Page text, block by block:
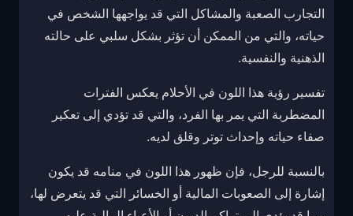
التجارب الصعبة والمشاكل التي قد يواجهها الشخص في
حياته، والتي من الممكن أن تؤثر بشكل سلبي على حالته
الذهنية والنفسية.
تفسير رؤية هذا اللون في الأحلام يعكس الفترات
المضطربة التي يمر بها الفرد، والتي قد تؤدي إلى تعكير
صفاء حياته وإحداث توتر وقلق لديه.
بالنسبة للرجل، فإن ظهور هذا اللون في منامه قد يكون
إشارة إلى الصعوبات المالية أو الخسائر التي قد يتعرض لها،